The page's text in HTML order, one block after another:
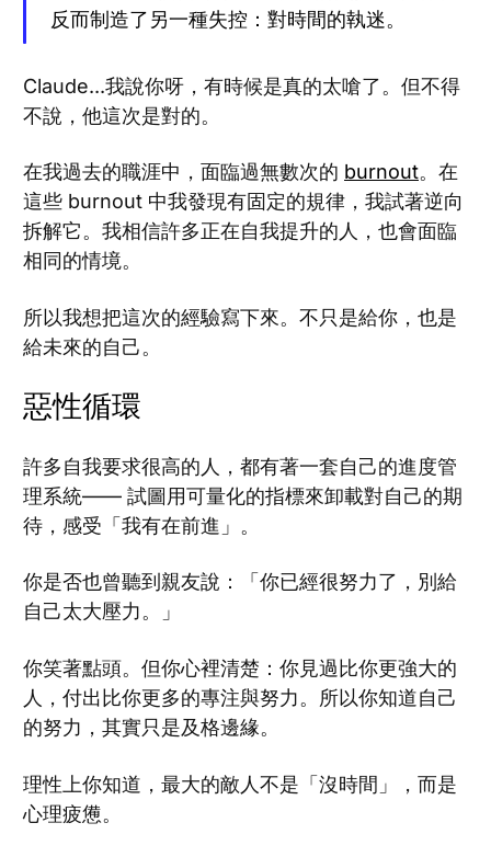
反而制造了另一種失控：對時間的執迷。
Claude...我說你呀，有時候是真的太嗆了。但不得
不說，他這次是對的。
在我過去的職涯中，面臨過無數次的 burnout。在
這些 burnout 中我發現有固定的規律，我試著逆向
拆解它。我相信許多正在自我提升的人，也會面臨
相同的情境。
所以我想把這次的經驗寫下來。不只是給你，也是
給未來的自己。
惡性循環
許多自我要求很高的人，都有著一套自己的進度管
理系統—— 試圖用可量化的指標來卸載對自己的期
待，感受「我有在前進」。
你是否也曾聽到親友說：「你已經很努力了，別給
自己太大壓力。」
你笑著點頭。但你心裡清楚：你見過比你更強大的
人，付出比你更多的專注與努力。所以你知道自己
的努力，其實只是及格邊緣。
理性上你知道，最大的敵人不是「沒時間」，而是
心理疲憊。